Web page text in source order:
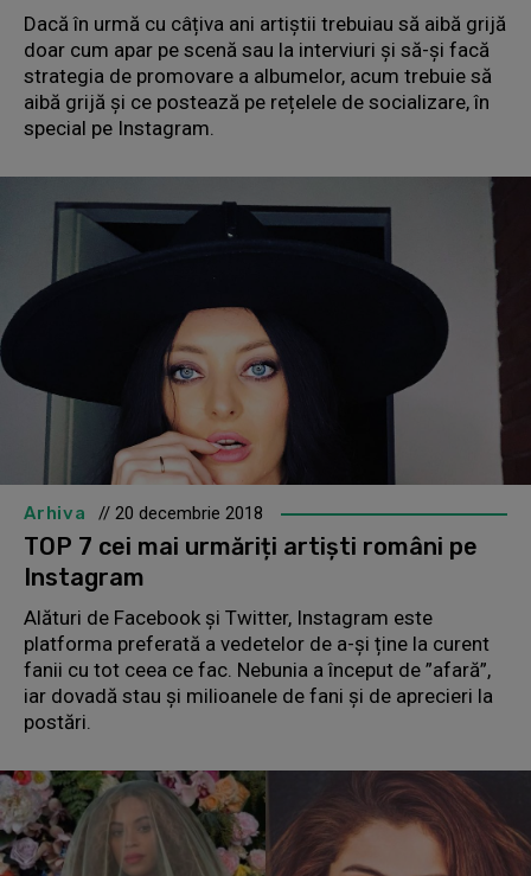
Dacă în urmă cu câțiva ani artiștii trebuiau să aibă grijă
doar cum apar pe scenă sau la interviuri și să-și facă
strategia de promovare a albumelor, acum trebuie să
aibă grijă și ce postează pe rețelele de socializare, în
special pe Instagram.
Arhiva // 20 decembrie 2018
TOP 7 cei mai urmăriți artiști români pe
Instagram
Alături de Facebook și Twitter, Instagram este
platforma preferată a vedetelor de a-și ține la curent
fanii cu tot ceea ce fac. Nebunia a început de ”afară”,
iar dovadă stau şi milioanele de fani şi de aprecieri la
postări.